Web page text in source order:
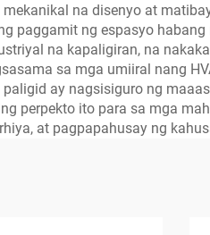
na disenyo at
paggamit ng espasyo
na kapaligiran, na
sa mga umiiral nang
ay nagsisiguro ng
perpekto ito para sa mga
at pagpapahusay ng